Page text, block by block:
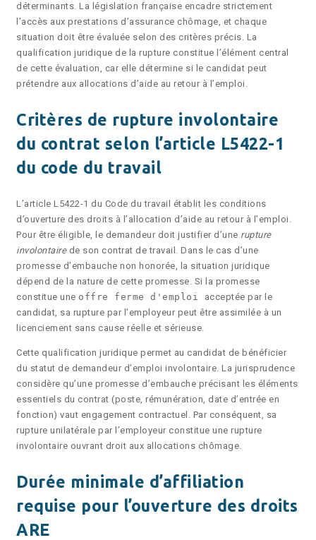
déterminants. La législation française encadre strictement
l’accès aux prestations d’assurance chômage, et chaque
situation doit être évaluée selon des critères précis. La
qualification juridique de la rupture constitue l’élément central
de cette évaluation, car elle détermine si le candidat peut
prétendre aux allocations d’aide au retour à l’emploi.
Critères de rupture involontaire
du contrat selon l’article L5422-1
du code du travail
L’article L5422-1 du Code du travail établit les conditions
d’ouverture des droits à l’allocation d’aide au retour à l’emploi.
Pour être éligible, le demandeur doit justifier d’une rupture
involontaire de son contrat de travail. Dans le cas d’une
promesse d’embauche non honorée, la situation juridique
dépend de la nature de cette promesse. Si la promesse
constitue une offre ferme d'emploi acceptée par le
candidat, sa rupture par l’employeur peut être assimilée à un
licenciement sans cause réelle et sérieuse.
Cette qualification juridique permet au candidat de bénéficier
du statut de demandeur d’emploi involontaire. La jurisprudence
considère qu’une promesse d’embauche précisant les éléments
essentiels du contrat (poste, rémunération, date d’entrée en
fonction) vaut engagement contractuel. Par conséquent, sa
rupture unilatérale par l’employeur constitue une rupture
involontaire ouvrant droit aux allocations chômage.
Durée minimale d’affiliation
requise pour l’ouverture des droits
ARE